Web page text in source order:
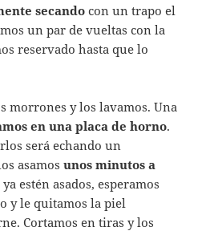
secando con un trapo el
un par de vueltas con la
reservado hasta que lo
morrones y los lavamos. Una
en una placa de horno.
será echando un
asamosunos minutos a
estén asados, esperamos
y le quitamos la piel
Cortamos en tiras y los